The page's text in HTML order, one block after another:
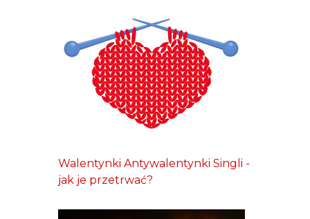
Walentynki Antywalentynki Singli -
jak je przetrwać?